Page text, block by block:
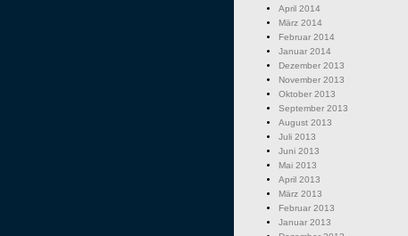
April 2014
März 2014
Februar 2014
Januar 2014
Dezember 2013
November 2013
Oktober 2013
September 2013
August 2013
Juli 2013
Juni 2013
Mai 2013
April 2013
März 2013
Februar 2013
Januar 2013